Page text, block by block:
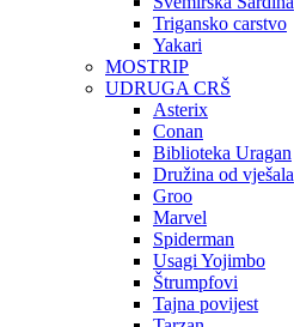
Trigansko carstvo
Yakari
MOSTRIP
UDRUGA CRŠ
Asterix
Conan
Biblioteka Uragan
Družina od vješala
Groo
Marvel
Spiderman
Usagi Yojimbo
Štrumpfovi
Tajna povijest